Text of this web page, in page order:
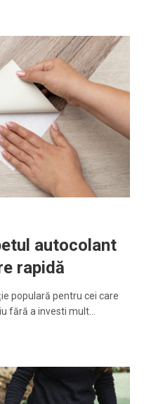
autocolant
rapidă
populară pentru cei care
fără a investi mult…